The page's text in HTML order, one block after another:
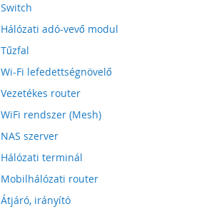
Switch
Hálózati adó-vevő modul
Tűzfal
Wi-Fi lefedettségnövelő
Vezetékes router
WiFi rendszer (Mesh)
NAS szerver
Hálózati terminál
Mobilhálózati router
Átjáró, irányító